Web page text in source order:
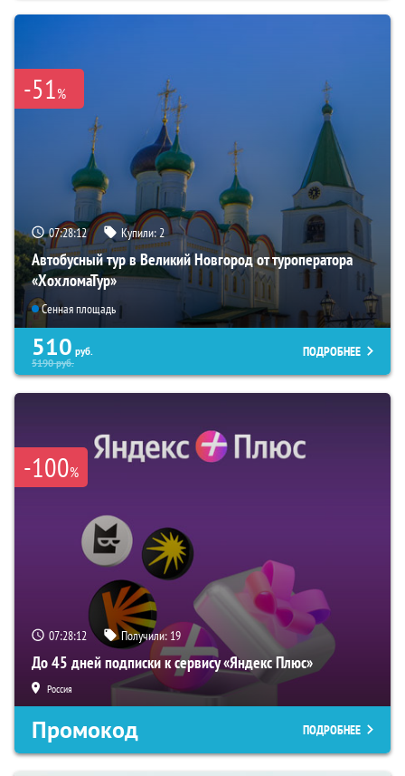
-51%
07:28:11 Купили:2
Автобусный тур в Великий Новгород от туроператора
«ХохломаТур»
Сенная площадь
510 руб.
5190руб.
ПОДРОБНЕЕ
-100%
07:28:11 Получили: 19
До 45 дней подписки к сервису «Яндекс Плюс»
Россия
Промокод ПОДРОБНЕЕ